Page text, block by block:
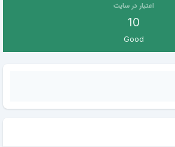
اعتبار در سایت
10
Good